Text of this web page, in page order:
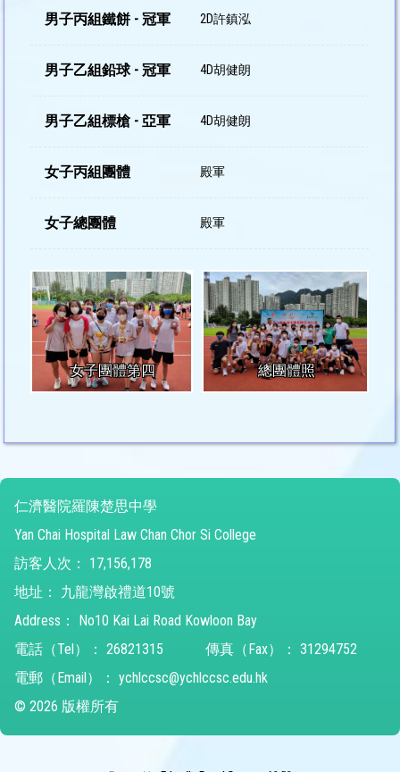
男子丙組鐵餅 - 冠軍 2D許鎮泓
男子乙組鉛球 - 冠軍 4D胡健朗
男子乙組標槍 - 亞軍 4D胡健朗
女子丙組團體 殿軍
女子總團體 殿軍
女子團體第四 總團體照
仁濟醫院羅陳楚思中學
Yan Chai Hospital Law Chan Chor Si College
訪客人次：
17,156,178
地址：
九龍灣啟禮道10號
Address：
No10 Kai Lai Road Kowloon Bay
電話（Tel）： 26821315 傳真（Fax）： 31294752
電郵（Email）： ychlccsc@ychlccsc.edu.hk
© 2026 版權所有